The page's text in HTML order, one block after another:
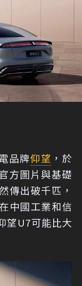
品牌仰望 ，於
方圖片與基礎
傳出破千匹，
中國工業和信
望U7可能比大